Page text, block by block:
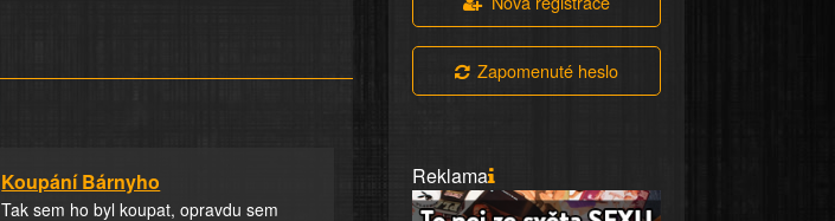
Koupání Bárnyho
Tak sem ho byl koupat, opravdu sem
Zapomenuté heslo
Reklama